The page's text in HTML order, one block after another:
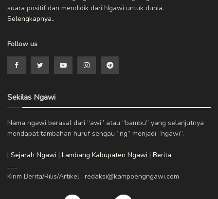
suara positif dan mendidik dari Ngawi untuk dunia.
Selengkapnya..
Follow us
Sekilas Ngawi
Nama ngawi berasal dari “awi” atau “bambu” yang selanjutnya
mendapat tambahan huruf sengau “ng” menjadi “ngawi”.
| Sejarah Ngawi | Lambang Kabupaten Ngawi | Berita
Kirim Berita/Rilis/Artikel : redaksi@kampoengngawi.com